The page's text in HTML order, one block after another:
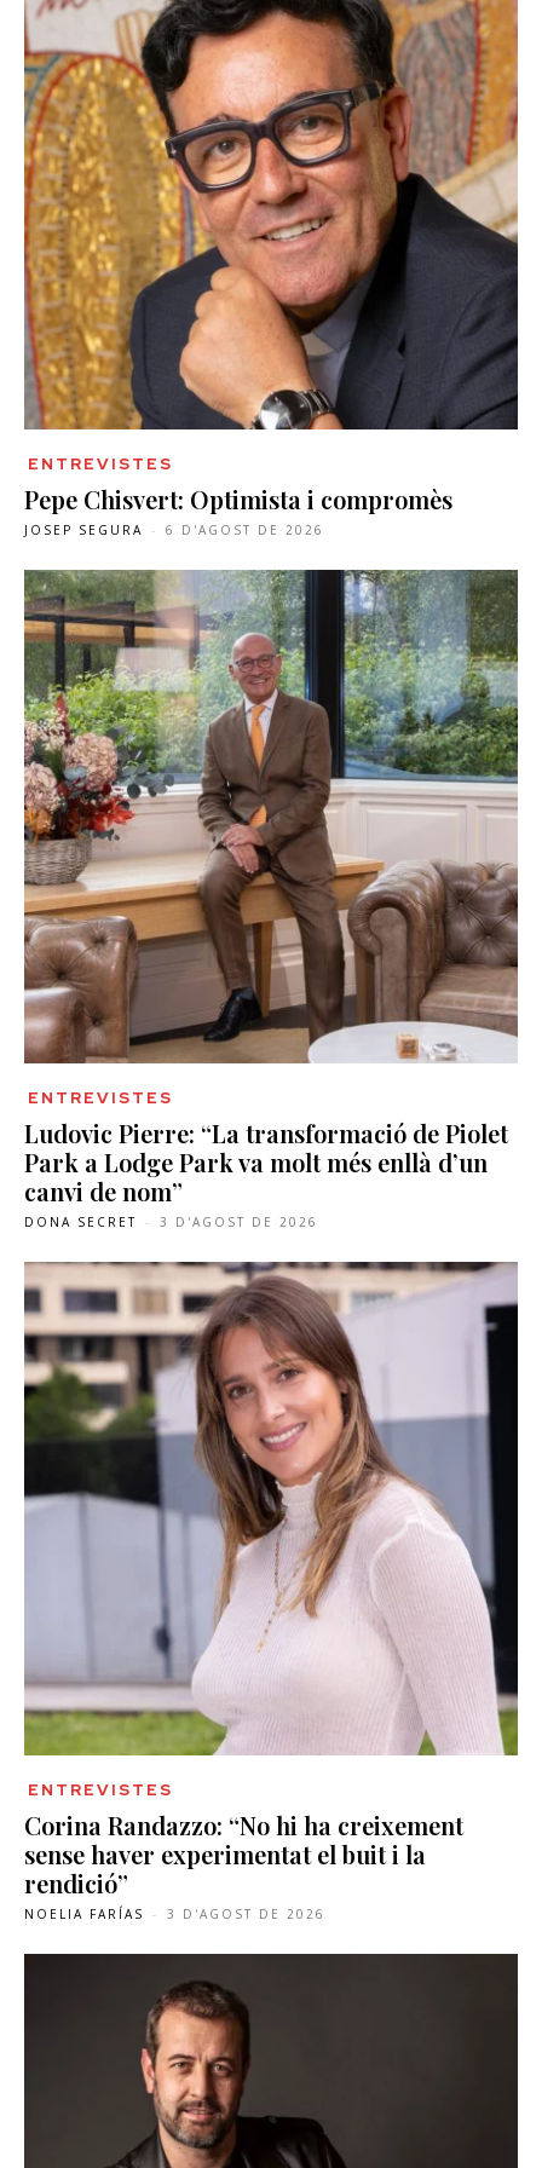
ENTREVISTES
Pepe Chisvert: Optimista i compromès
JOSEP SEGURA - 6 D'AGOST DE 2026
ENTREVISTES
Ludovic Pierre: “La transformació de Piolet
Park a Lodge Park va molt més enllà d’un
canvi de nom”
DONA SECRET - 3 D'AGOST DE 2026
ENTREVISTES
Corina Randazzo: “No hi ha creixement
sense haver experimentat el buit i la
rendició”
NOELIA FARÍAS - 3 D'AGOST DE 2026